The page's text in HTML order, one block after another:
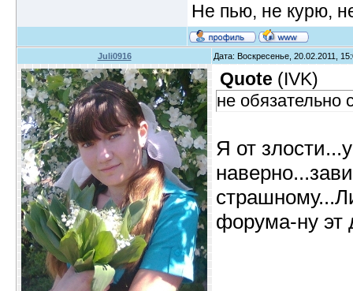
Не пью, не курю,
Juli0916 Дата: Воскресенье, 20.02.2011,
Quote (IVK)
не обязательно
Я от
форума-ну эт